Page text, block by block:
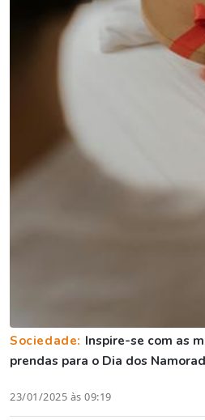
Sociedade: Inspire-se com as
prendas para o Dia dos
23/01/2025 às 09:19